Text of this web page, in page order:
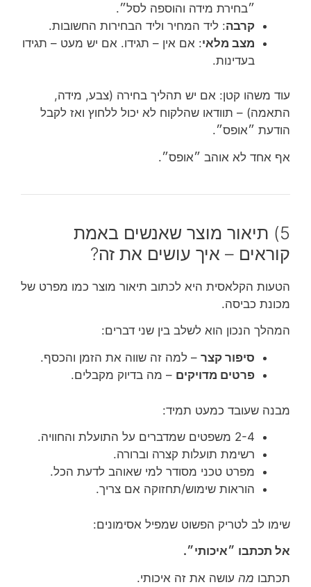
״בחירת מידה והוספה לסל״.
קרבה: ליד המחיר וליד הבחירות החשובות.
מצב מלאי: אם אין – תגידו. אם יש מעט – תגידו
בעדינות.
עוד משהו קטן: אם יש תהליך בחירה (צבע, מידה,
התאמה) – תוודאו שהלקוח לא יכול ללחוץ ואז לקבל
הודעת ״אופס״.
אף אחד לא אוהב ״אופס״.
5) תיאור מוצר שאנשים באמת
קוראים – איך עושים את זה?
הטעות הקלאסית היא לכתוב תיאור מוצר כמו מפרט של
מכונת כביסה.
המהלך הנכון הוא לשלב בין שני דברים:
סיפור קצר – למה זה שווה את הזמן והכסף.
פרטים מדויקים – מה בדיוק מקבלים.
מבנה שעובד כמעט תמיד:
2-4 משפטים שמדברים על התועלת והחוויה.
רשימת תועלות קצרה וברורה.
מפרט טכני מסודר למי שאוהב לדעת הכל.
הוראות שימוש/תחזוקה אם צריך.
שימו לב לטריק הפשוט שמפיל אסימונים:
אל תכתבו ״איכותי״.
תכתבו מה עושה את זה איכותי.